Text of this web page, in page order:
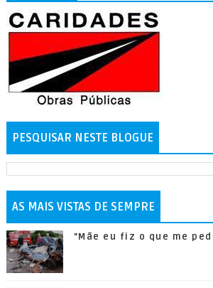
PESQUISAR NESTE BLOGUE
AS MAIS VISTAS DE SEMPRE
"Mãe eu fiz o que me